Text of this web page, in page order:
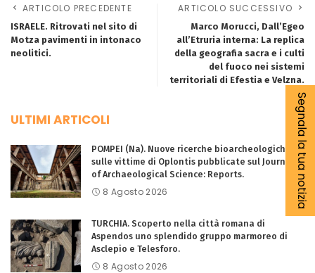
ARTICOLO PRECEDENTE
ISRAELE. Ritrovati nel sito di
Motza pavimenti in intonaco
neolitici.
ARTICOLO SUCCESSIVO
Marco Morucci, Dall’Egeo
all’Etruria interna: La replica
della geografia sacra e i culti
del fuoco nei sistemi
territoriali di Efestia e Velzna.
ULTIMI ARTICOLI
POMPEI (Na). Nuove ricerche bioarcheologiche
sulle vittime di Oplontis pubblicate sul Journal
of Archaeological Science: Reports.
8 Agosto 2026
TURCHIA. Scoperto nella città romana di
Aspendos uno splendido gruppo marmoreo di
Asclepio e Telesforo.
8 Agosto 2026
Segnala la tua notizia